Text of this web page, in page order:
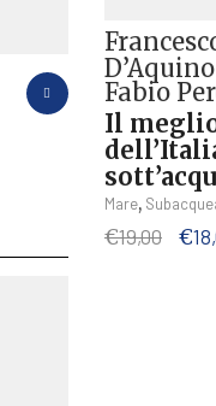
D’Aquino
Fabio
Il
Mare,
€19,00
Il
€